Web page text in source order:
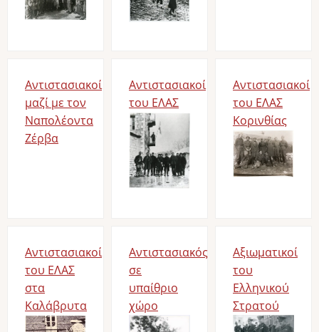
Αντιστασιακοί
μαζί με τον
Ναπολέοντα
Ζέρβα
Αντιστασιακοί
του ΕΛΑΣ
Bild
Αντιστασιακοί
του ΕΛΑΣ
Κορινθίας
Bild
Αντιστασιακοί
του ΕΛΑΣ
στα
Καλάβρυτα
Bild
Αντιστασιακός
σε
υπαίθριο
χώρο
Bild
Αξιωματικοί
του
Ελληνικού
Στρατού
Bild